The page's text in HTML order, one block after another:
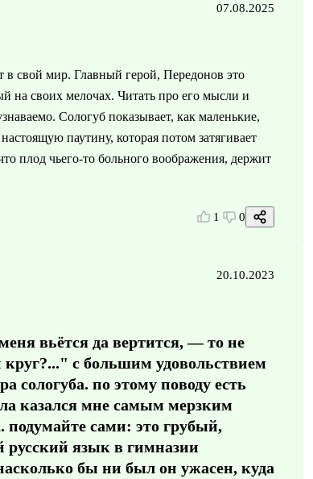
07.08.2025
в свой мир. Главный герой, Передонов это
на своих мелочах. Читать про его мысли и
Сологуб показывает, как маленькие,
паутину, которая потом затягивает
плод чьего-то больного воображения, держит
1 0
20.10.2023
вьётся да вертится, — то не
с большим удовольствием
по этому поводу есть
казался мне самым мерзким
подумайте сами: это грубый,
русский язык в гимназии
бы ни был он ужасен, куда